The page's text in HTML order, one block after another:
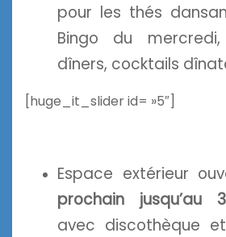
pour les thés
Bingo du
dîners, cocktails
[huge_it_slider id= »5″]
Espace extérieur
prochain jusqu’au
avec discothèque